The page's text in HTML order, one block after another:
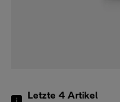
Letzte 4 Artikel